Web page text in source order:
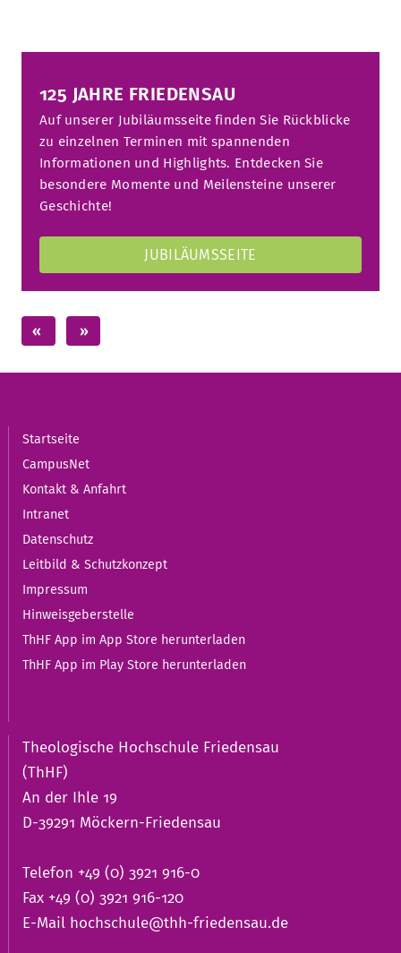
125 JAHRE FRIEDENSAU
Auf unserer Jubiläumsseite finden Sie Rückblicke
zu einzelnen Terminen mit spannenden
Informationen und Highlights. Entdecken Sie
besondere Momente und Meilensteine unserer
Geschichte!
JUBILÄUMSSEITE
Startseite
CampusNet
Kontakt & Anfahrt
Intranet
Datenschutz
Leitbild & Schutzkonzept
Impressum
Hinweisgeberstelle
ThHF App im App Store herunterladen
ThHF App im Play Store herunterladen
Theologische Hochschule Friedensau
(ThHF)
An der Ihle 19
D-39291 Möckern-Friedensau
Telefon +49 (0) 3921 916-0
Fax +49 (0) 3921 916-120
E-Mail hochschule@thh-friedensau.de